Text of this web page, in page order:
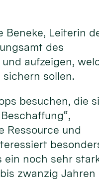
Beneke, Leiterin
des
aufzeigen,
sollen.
besuchen, die
Ressource und
ein noch sehr
zwanzig Jahren